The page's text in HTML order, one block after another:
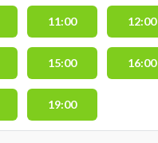
11:00 12:00
15:00 16:00
19:00